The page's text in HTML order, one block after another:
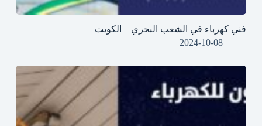
فني كهرباء في الشعب البحري – الكويت
2024-10-08